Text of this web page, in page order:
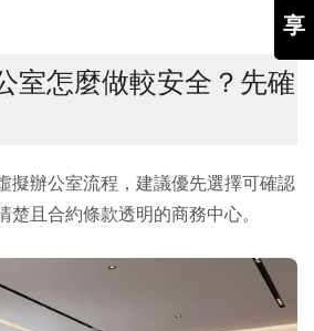
室怎麼做較安全？先確
擬辦公室流程，建議優先選擇可確認
且合約條款透明的商務中心。
享